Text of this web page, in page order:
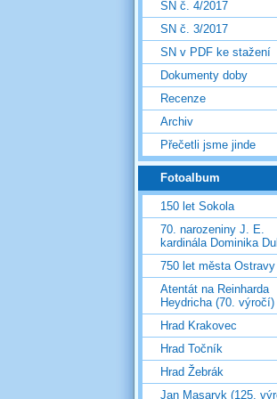
SN č. 4/2017
SN č. 3/2017
SN v PDF ke stažení
Dokumenty doby
Recenze
Archiv
Přečetli jsme jinde
Fotoalbum
150 let Sokola
70. narozeniny J. E.
kardinála Dominika
750 let města Ostravy
Atentát na Reinharda
Heydricha (70. výročí)
Hrad Krakovec
Hrad Točník
Hrad Žebrák
Jan Masaryk (125.